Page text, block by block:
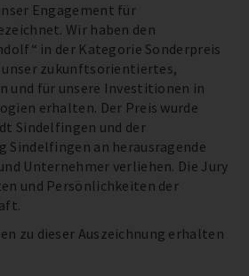
Engagement für
Wir haben den
in der Kategorie Sonderpreis
zukunftsorientiertes,
und für unsere Investitionen in
erhalten. Der Preis wurde
Sindelfingen und der
an herausragende
Unternehmer verliehen. Die Jury
und Persönlichkeiten der
zu dieser Auszeichnung erhalten